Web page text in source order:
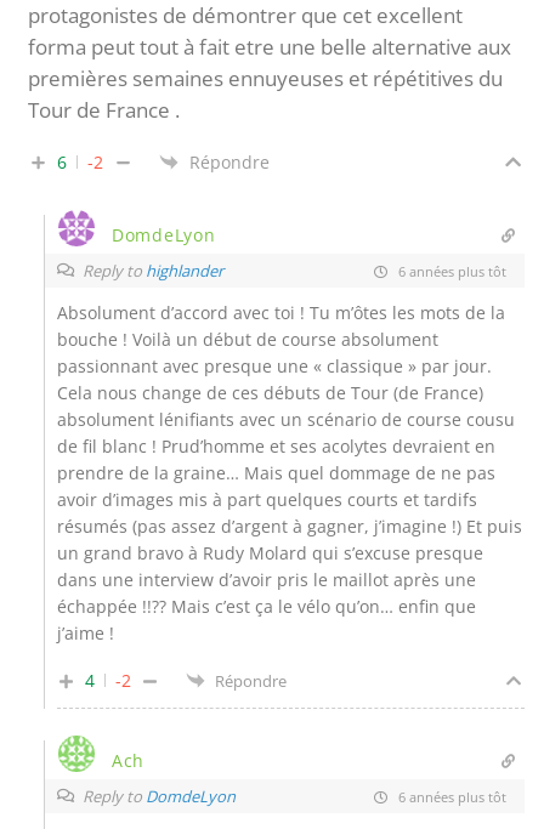
protagonistes de démontrer que cet excellent
forma peut tout à fait etre une belle alternative aux
premières semaines ennuyeuses et répétitives du
Tour de France .
6 -2 Répondre
DomdeLyon
Reply to highlander 6 années plus tôt
Absolument d’accord avec toi ! Tu m’ôtes les mots de la
bouche ! Voilà un début de course absolument
passionnant avec presque une « classique » par jour.
Cela nous change de ces débuts de Tour (de France)
absolument lénifiants avec un scénario de course cousu
de fil blanc ! Prud’homme et ses acolytes devraient en
prendre de la graine… Mais quel dommage de ne pas
avoir d’images mis à part quelques courts et tardifs
résumés (pas assez d’argent à gagner, j’imagine !) Et puis
un grand bravo à Rudy Molard qui s’excuse presque
dans une interview d’avoir pris le maillot après une
échappée !!?? Mais c’est ça le vélo qu’on… enfin que
j’aime !
4 -2 Répondre
Ach
Reply to DomdeLyon 6 années plus tôt